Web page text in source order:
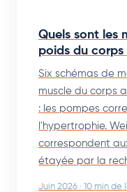
Quels sont les
poids du corps
Six schémas de
muscle du corps
: les pompes
l'hypertrophie.
correspondent
étayée par la
Juin 2026 · 10 min de